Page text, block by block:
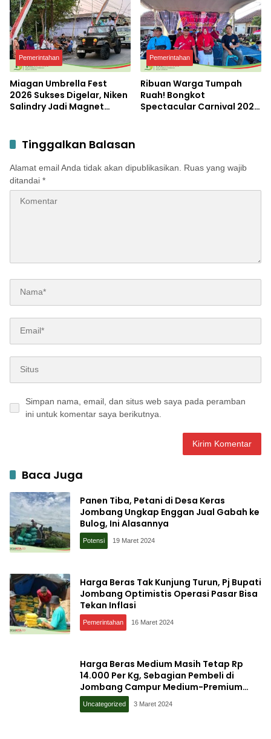
Pemerintahan
Miagan Umbrella Fest
2026 Sukses Digelar, Niken
Salindry Jadi Magnet
Pemerintahan
Ribuan Warga Tumpah
Ruah! Bongkot
Spectacular Carnival 2026
Tinggalkan Balasan
Alamat email Anda tidak akan dipublikasikan.
Ruas yang wajib
ditandai *
Simpan nama, email, dan situs web saya pada peramban
ini untuk komentar saya berikutnya.
Baca Juga
Panen Tiba, Petani di Desa Keras
Jombang Ungkap Enggan Jual Gabah ke
Bulog, Ini Alasannya
Potensi 19 Maret 2024
Harga Beras Tak Kunjung Turun, Pj Bupati
Jombang Optimistis Operasi Pasar Bisa
Tekan Inflasi
Pemerintahan 16 Maret 2024
Harga Beras Medium Masih Tetap Rp
14.000 Per Kg, Sebagian Pembeli di
Jombang Campur Medium-Premium
untuk Konsumsi
Uncategorized 3 Maret 2024